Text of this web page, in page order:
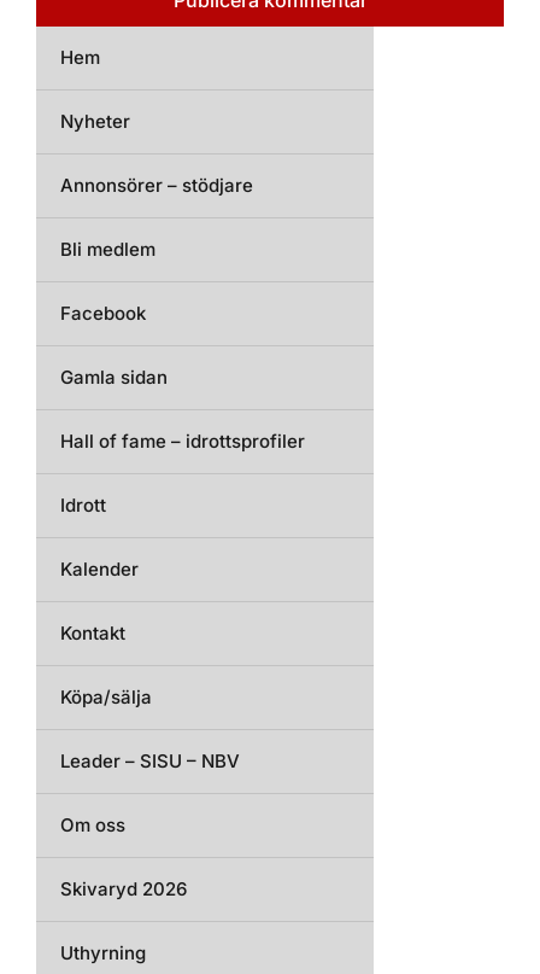
Hem
Nyheter
Annonsörer – stödjare
Bli medlem
Facebook
Gamla sidan
Hall of fame – idrottsprofiler
Idrott
Kalender
Kontakt
Köpa/sälja
Leader – SISU – NBV
Om oss
Skivaryd 2026
Uthyrning